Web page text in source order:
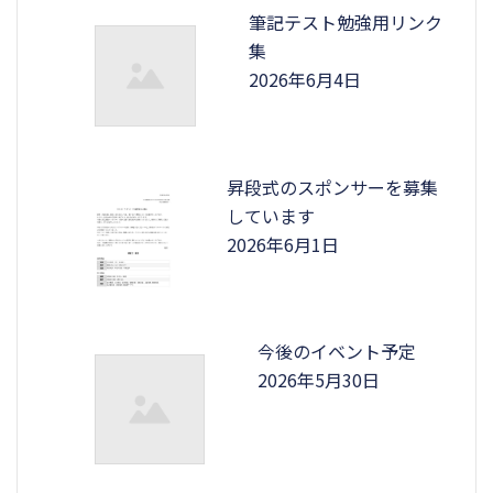
筆記テスト勉強用リンク
集
2026年6月4日
昇段式のスポンサーを募集
しています
2026年6月1日
今後のイベント予定
2026年5月30日